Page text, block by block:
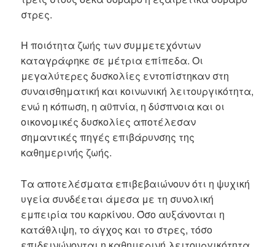
στρες.
Η ποιότητα ζωής των συμμετεχόντων
καταγράφηκε σε μέτρια επίπεδα. Οι
μεγαλύτερες δυσκολίες εντοπίστηκαν στη
συναισθηματική και κοινωνική λειτουργικότητα,
ενώ η κόπωση, η αϋπνία, η δύσπνοια και οι
οικονομικές δυσκολίες αποτέλεσαν
σημαντικές πηγές επιβάρυνσης της
καθημερινής ζωής.
Τα αποτελέσματα επιβεβαιώνουν ότι η ψυχική
υγεία συνδέεται άμεσα με τη συνολική
εμπειρία του καρκίνου. Όσο αυξάνονται η
κατάθλιψη, το άγχος και το στρες, τόσο